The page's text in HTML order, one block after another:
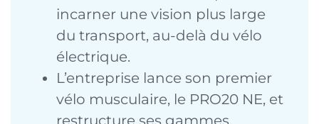
incarner une vision plus large
du transport, au-delà du vélo
électrique.
L’entreprise lance son premier
vélo musculaire, le PRO20 NE, et
restructure ses gammes.